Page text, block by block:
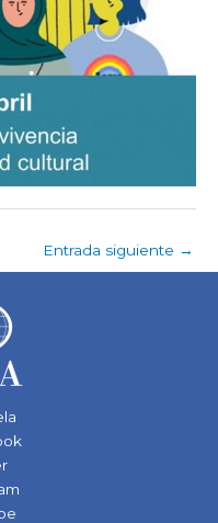
Entrada siguiente →